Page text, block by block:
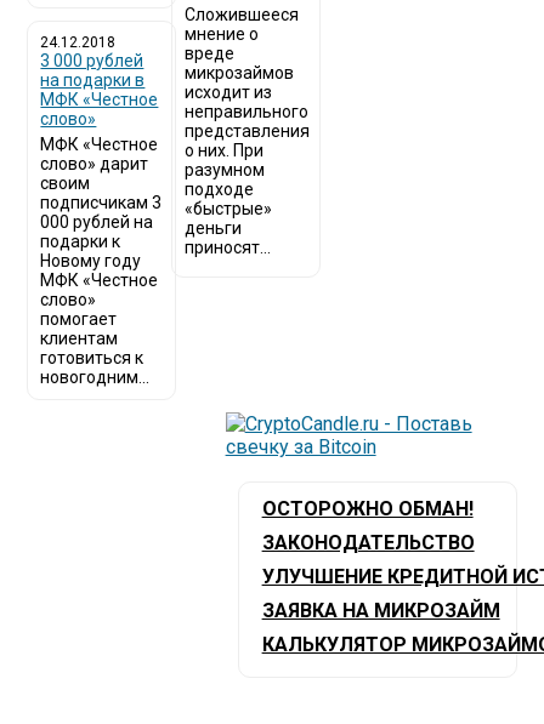
24.12.2018
3 000 рублей
на подарки в
МФК «Честное
слово»
МФК «Честное
слово» дарит
своим
подписчикам 3
000 рублей на
подарки к
Новому году
МФК «Честное
слово»
помогает
клиентам
готовиться к
новогодним...
Сложившееся
мнение о
вреде
микрозаймов
исходит из
неправильного
представления
о них. При
разумном
подходе
«быстрые»
деньги
приносят...
ОСТОРОЖНО ОБМАН!
ЗАКОНОДАТЕЛЬСТВО
УЛУЧШЕНИЕ КРЕДИТНОЙ
ЗАЯВКА НА МИКРОЗАЙМ
КАЛЬКУЛЯТОР